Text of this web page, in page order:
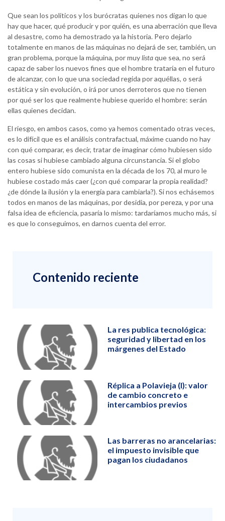
Que sean los políticos y los burócratas quienes nos digan lo que
hay que hacer, qué producir y por quién, es una aberración que lleva
al desastre, como ha demostrado ya la historia. Pero dejarlo
totalmente en manos de las máquinas no dejará de ser, también, un
gran problema, porque la máquina, por muylistaque sea, no será
capaz de saber los nuevos fines que el hombre trataría en el futuro
de alcanzar, con lo que una sociedad regida por aquéllas, o será
estática y sin evolución, o irá por unos derroteros que no tienen
por qué ser los que realmente hubiese querido el hombre: serán
ellas quienes decidan.
El riesgo, en ambos casos, como ya hemos comentado otras veces,
es lo difícil que es el análisis contrafactual, máxime cuando no hay
con qué comparar, es decir, tratar de imaginar cómo hubiesen sido
las cosas si hubiese cambiado alguna circunstancia. Si el globo
entero hubiese sido comunista en la década de los 70, al muro le
hubiese costado más caer (¿con qué comparar la propia realidad?
¿de dónde la ilusión y la energía para cambiarla?). Si nos echásemos
todos en manos de las máquinas, por desidia, por pereza, y por una
falsa idea de eficiencia, pasaría lo mismo: tardaríamos mucho más, si
es que lo conseguimos, en darnos cuenta del error.
Contenido reciente
La res publica tecnológica:
seguridad y libertad en los
márgenes del Estado
Réplica a Polavieja (I): valor
de cambio concreto e
intercambios previos
Las barreras no arancelarias:
el impuesto invisible que
pagan los ciudadanos